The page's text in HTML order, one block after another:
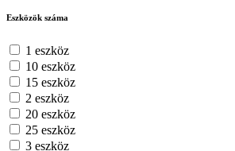
Eszközök száma
1 eszköz
10 eszköz
15 eszköz
2 eszköz
20 eszköz
25 eszköz
3 eszköz